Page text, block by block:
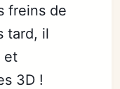
freins de
tard, il
et
3D !